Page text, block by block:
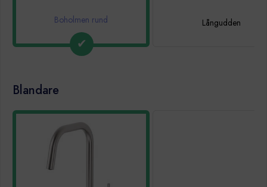
Boholmen rund Långudden
Blandare